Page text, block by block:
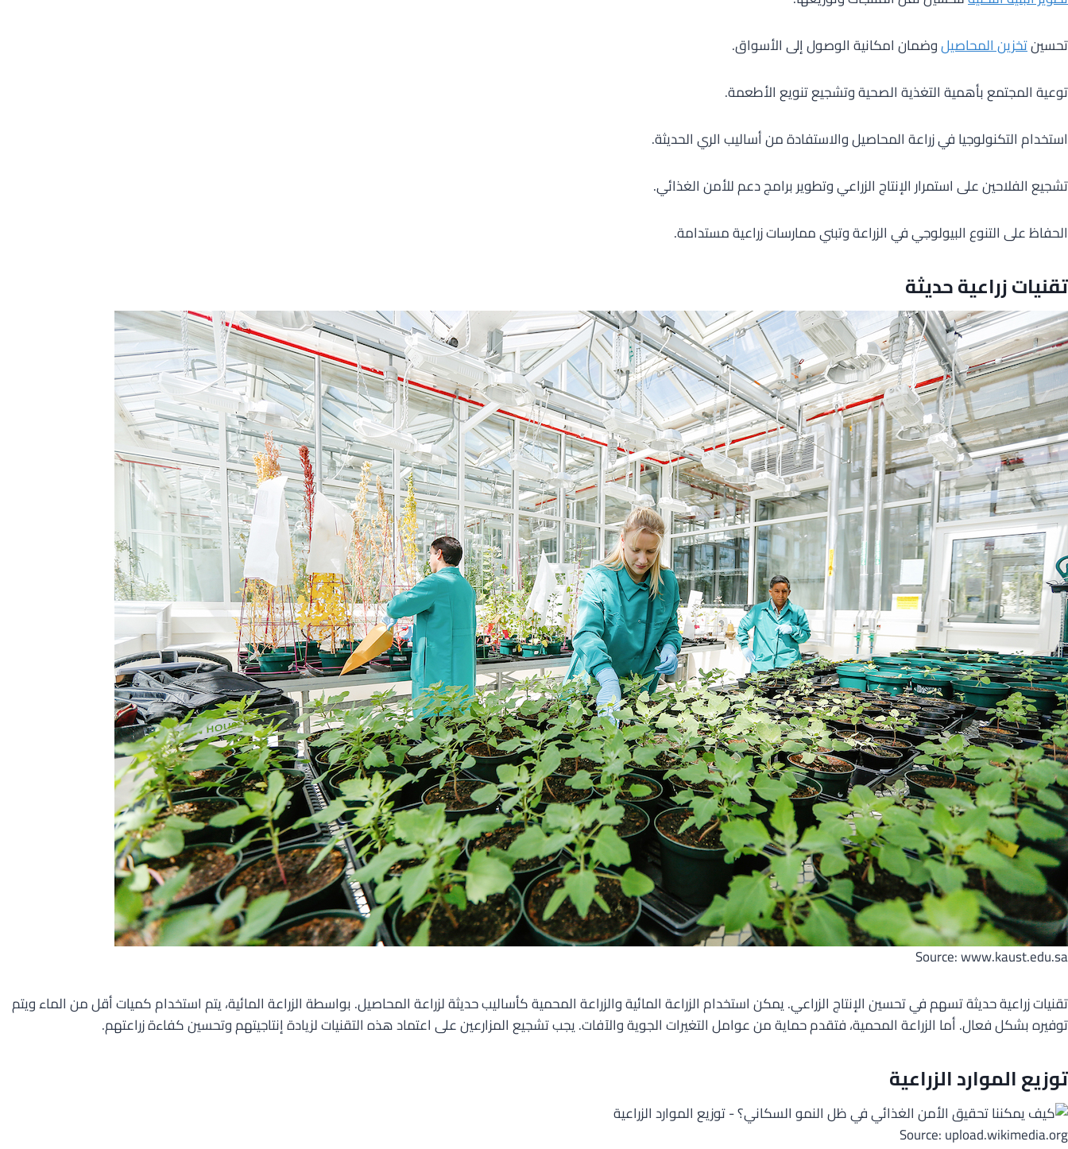
تحسينتخزين المحاصيلوضمان امكانية الوصول إلى الأسواق.
توعية المجتمع بأهمية التغذية الصحية وتشجيع تنويع الأطعمة.
استخدام التكنولوجيا في زراعة المحاصيل والاستفادة من أساليب الري الحديثة.
تشجيع الفلاحين على استمرار الإنتاج الزراعي وتطوير برامج دعم للأمن الغذائي.
الحفاظ على التنوع البيولوجي في الزراعة وتبني ممارسات زراعية مستدامة.
تقنيات زراعية حديثة
Source: www.kaust.edu.sa
تقنيات زراعية حديثة تسهم في تحسين الإنتاج الزراعي. يمكن استخدام الزراعة المائية والزراعة المحمية كأساليب حديثة لزراعة المحاصيل. بواسطة الزراعة المائية، يتم استخدام كميات أقل من الماء ويتم
توفيره بشكل فعال. أما الزراعة المحمية، فتقدم حماية من عوامل التغيرات الجوية والآفات. يجب تشجيع المزارعين على اعتماد هذه التقنيات لزيادة إنتاجيتهم وتحسين كفاءة زراعتهم.
توزيع الموارد الزراعية
Source: upload.wikimedia.org